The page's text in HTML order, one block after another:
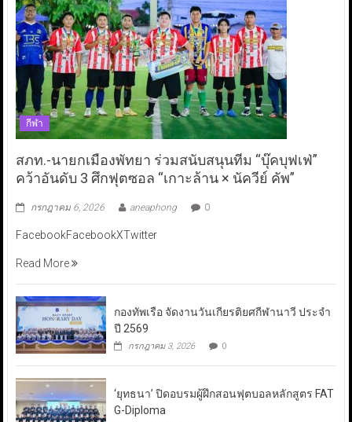
กีฬา
สภท.-นายกเมืองพัทยา ร่วมสนับสนุนทีม “บุ๊คบุฟเฟ่”
คว้าอันดับ 3 ศึกฟุตซอล “เกาะล้าน × นัควีย์ คัพ”
กรกฎาคม 6, 2026 aneaphong 0
FacebookFacebookXTwitter
Read More
กองทัพเรือ จัดงานวันเกียรติยศกีฬานาวี ประจำ
ปี 2569
กรกฎาคม 3, 2026 0
‘ยุทธนา’ ปิดอบรมผู้ฝึกสอนฟุตบอลหลักสูตร FAT
G-Diploma